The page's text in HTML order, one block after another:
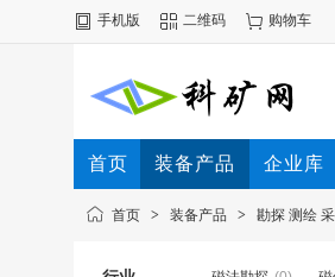
手机版 二维码 购物车
首页 装备产品 企业库
首页 > 装备产品 > 勘探 测绘